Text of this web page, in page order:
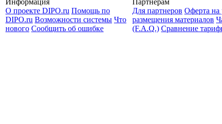
Информация
О проекте DIPO.ru Помощь по
DIPO.ru Возможности системы Что
нового Сообщить об ошибке
Партнерам
Для партнеров Оферта на
размещения материалов
(F.A.Q.) Cравнение